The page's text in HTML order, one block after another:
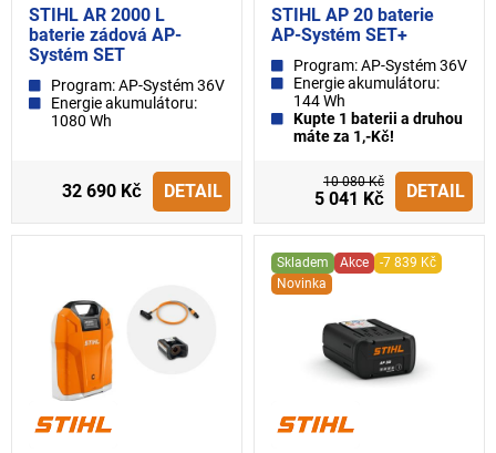
STIHL AR 2000 L
baterie zádová AP-
Systém SET
Program: AP-Systém 36V
Energie akumulátoru:
1080 Wh
32 690 Kč DETAIL
STIHL AP 20 baterie
AP-Systém SET+
Program: AP-Systém 36V
Energie akumulátoru:
144 Wh
Kupte 1 baterii a druhou
máte za 1,-Kč!
10 080 Kč
5 041 Kč DETAIL
Skladem Akce
-7 839 Kč
Novinka